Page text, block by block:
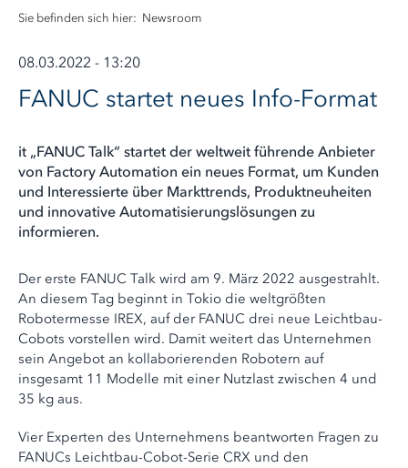
Sie befinden sich hier: Newsroom
08.03.2022 - 13:20
FANUC startet neues Info-Format
it „FANUC Talk“ startet der weltweit führende Anbieter
von Factory Automation ein neues Format, um Kunden
und Interessierte über Markttrends, Produktneuheiten
und innovative Automatisierungslösungen zu
informieren.
Der erste FANUC Talk wird am 9. März 2022 ausgestrahlt.
An diesem Tag beginnt in Tokio die weltgrößten
Robotermesse IREX, auf der FANUC drei neue Leichtbau-
Cobots vorstellen wird. Damit weitert das Unternehmen
sein Angebot an kollaborierenden Robotern auf
insgesamt 11 Modelle mit einer Nutzlast zwischen 4 und
35 kg aus.
Vier Experten des Unternehmens beantworten Fragen zu
FANUCs Leichtbau-Cobot-Serie CRX und den